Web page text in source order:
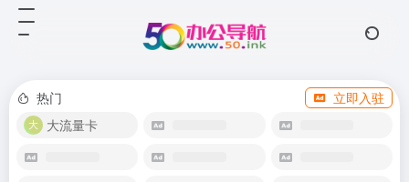
热门
立即入驻
大流量卡